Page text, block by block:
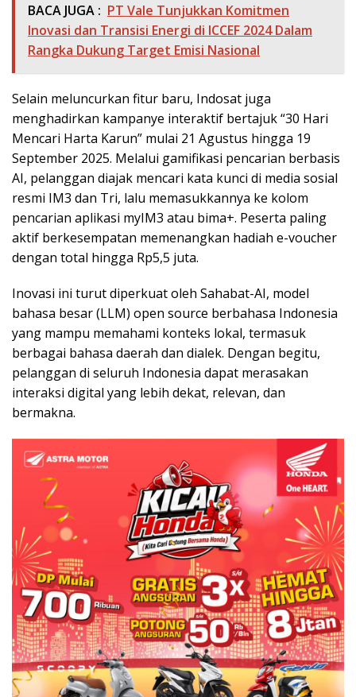
BACA JUGA : PT Vale Tunjukkan Komitmen
Inovasi dan Transisi Energi di ICCEF 2024 Dalam
Rangka Dukung Target Emisi Nasional
Selain meluncurkan fitur baru, Indosat juga
menghadirkan kampanye interaktif bertajuk “30 Hari
Mencari Harta Karun” mulai 21 Agustus hingga 19
September 2025. Melalui gamifikasi pencarian berbasis
AI, pelanggan diajak mencari kata kunci di media sosial
resmi IM3 dan Tri, lalu memasukkannya ke kolom
pencarian aplikasi myIM3 atau bima+. Peserta paling
aktif berkesempatan memenangkan hadiah e-voucher
dengan total hingga Rp5,5 juta.
Inovasi ini turut diperkuat oleh Sahabat-AI, model
bahasa besar (LLM) open source berbahasa Indonesia
yang mampu memahami konteks lokal, termasuk
berbagai bahasa daerah dan dialek. Dengan begitu,
pelanggan di seluruh Indonesia dapat merasakan
interaksi digital yang lebih dekat, relevan, dan
bermakna.